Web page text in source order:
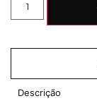
Descrição